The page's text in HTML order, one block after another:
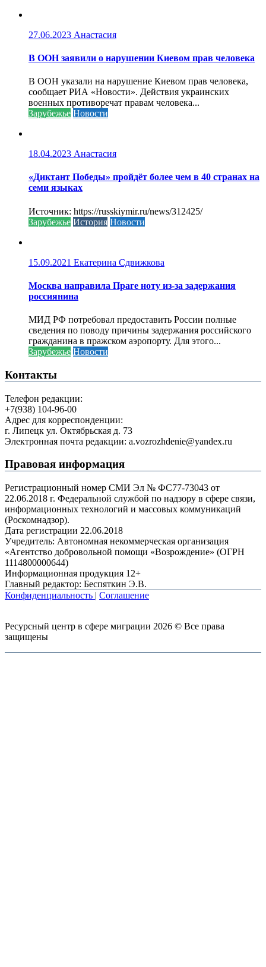
27.06.2023 Анастасия
В ООН заявили о нарушении Киевом прав человека
В ООН указали на нарушение Киевом прав человека,
сообщает РИА «Новости». Действия украинских
военных противоречат правам человека...
Зарубежье Новости
18.04.2023 Анастасия
«Диктант Победы» пройдёт более чем в 40 странах на
семи языках
Источник: https://russkiymir.ru/news/312425/
Зарубежье История Новости
15.09.2021 Екатерина Сдвижкова
Москва направила Праге ноту из-за задержания
россиянина
МИД РФ потребовал предоставить России полные
сведения по поводу причины задержания российского
гражданина в пражском аэропорту. Для этого...
Зарубежье Новости
Контакты
Телефон редакции:
+7(938) 104-96-00
Адрес для корреспонденции:
г. Липецк ул. Октябрьская д. 73
Электронная почта редакции: a.vozrozhdenie@yandex.ru
Правовая информация
Регистрационный номер СМИ Эл № ФС77-73043 от
22.06.2018 г. Федеральной службой по надзору в сфере связи,
информационных технологий и массовых коммуникаций
(Роскомнадзор).
Дата регистрации 22.06.2018
Учредитель: Автономная некоммерческая организация
«Агентство добровольной помощи «Возрождение» (ОГРН
1114800000644)
Информационная продукция 12+
Главный редактор: Беспяткин Э.В.
Конфиденциальность | Соглашение
Ресурсный центр в сфере миграции 2026 © Все права
защищены